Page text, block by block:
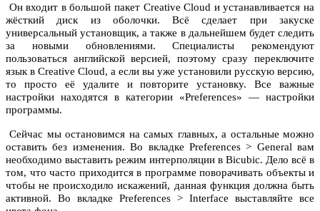
Он входит в большой пакет Creative Cloud и устанавливается на
жёсткий диск из оболочки. Всё сделает при закуске
универсальный установщик, а также в дальнейшем будет следить
за новыми обновлениями. Специалисты рекомендуют
пользоваться английской версией, поэтому сразу переключите
язык в Creative Cloud, а если вы уже установили русскую версию,
то просто её удалите и повторите установку. Все важные
настройки находятся в категории «Preferences» — настройки
программы.
Сейчас мы остановимся на самых главных, а остальные можно
оставить без изменения. Во вкладке Preferences > General вам
необходимо выставить режим интерполяции в Bicubic. Дело всё в
том, что часто приходится в программе поворачивать объекты и
чтобы не происходило искажений, данная функция должна быть
активной. Во вкладке Preferences > Interface выставляйте все